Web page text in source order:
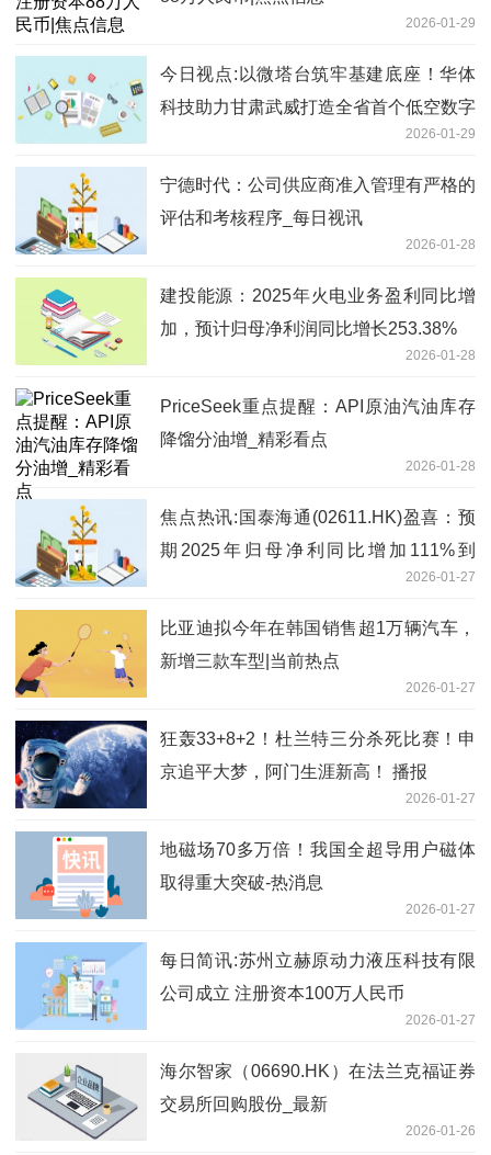
2026-01-29
今日视点:以微塔台筑牢基建底座！华体
科技助力甘肃武威打造全省首个低空数字
2026-01-29
宁德时代：公司供应商准入管理有严格的
评估和考核程序_每日视讯
2026-01-28
建投能源：2025年火电业务盈利同比增
加，预计归母净利润同比增长253.38%
2026-01-28
PriceSeek重点提醒：API原油汽油库存
降馏分油增_精彩看点
2026-01-28
焦点热讯:国泰海通(02611.HK)盈喜：预
期2025年归母净利同比增加111%到
2026-01-27
比亚迪拟今年在韩国销售超1万辆汽车，
新增三款车型|当前热点
2026-01-27
狂轰33+8+2！杜兰特三分杀死比赛！申
京追平大梦，阿门生涯新高！ 播报
2026-01-27
地磁场70多万倍！我国全超导用户磁体
取得重大突破-热消息
2026-01-27
每日简讯:苏州立赫原动力液压科技有限
公司成立 注册资本100万人民币
2026-01-27
海尔智家（06690.HK）在法兰克福证券
交易所回购股份_最新
2026-01-26